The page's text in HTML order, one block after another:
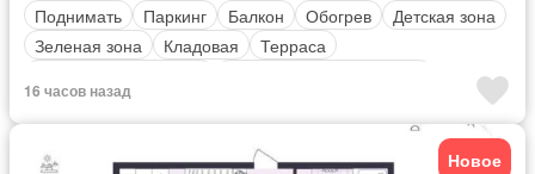
Поднимать
Паркинг Балкон Обогрев
Детская зона
Зеленая зона
Кладовая
Терраса
16 часов назад
Новое